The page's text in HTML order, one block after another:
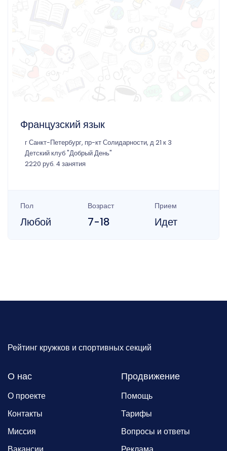
Французский язык
г Санкт-Петербург, пр-кт Солидарности, д 21 к 3
Детский клуб "Добрый День"
2220 руб. 4 занятия
Пол
Любой
Возраст
7-18
Прием
Идет
Рейтинг кружков и спортивных секций
О нас
О проекте
Контакты
Миссия
Продвижение
Помощь
Тарифы
Вопросы и ответы